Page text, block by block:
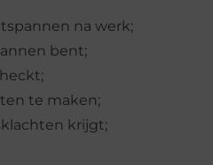
na werk;
bent;
te maken;
krijgt;